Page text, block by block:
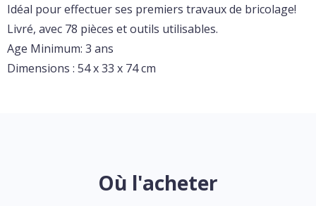
Idéal pour effectuer ses premiers travaux de bricolage!
Livré, avec 78 pièces et outils utilisables.
Age Minimum: 3 ans
Dimensions : 54 x 33 x 74 cm
Où l'acheter